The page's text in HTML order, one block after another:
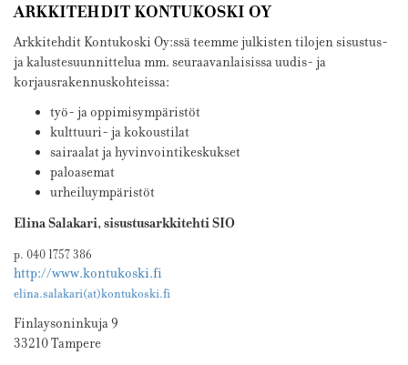
ARKKITEHDIT KONTUKOSKI OY
Arkkitehdit Kontukoski Oy:ssä teemme julkisten tilojen sisustus-
ja kalustesuunnittelua mm. seuraavanlaisissa uudis- ja
korjausrakennuskohteissa:
työ- ja oppimisympäristöt
kulttuuri- ja kokoustilat
sairaalat ja hyvinvointikeskukset
paloasemat
urheiluympäristöt
Elina Salakari, sisustusarkkitehti SIO
p. 040 1757 386
http://www.kontukoski.fi
elina.salakari(at)kontukoski.fi
Finlaysoninkuja 9
33210 Tampere